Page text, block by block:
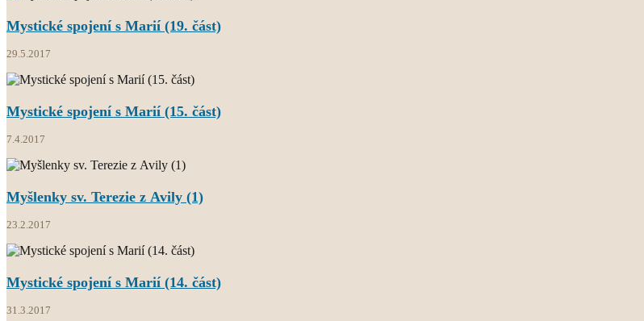
Mystické spojení s Marií (19. část)
29.5.2017
Mystické spojení s Marií (15. část)
7.4.2017
Myšlenky sv. Terezie z Avily (1)
23.2.2017
Mystické spojení s Marií (14. část)
31.3.2017